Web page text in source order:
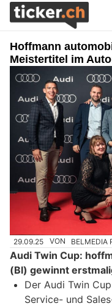
Hoffmann
Meistertitel im
29.09.25 VON BELMEDIA
Audi Twin Cup:
(Bl) gewinnt
Der Audi Twin
Service- und